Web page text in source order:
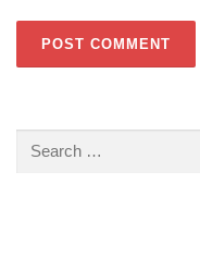
Search